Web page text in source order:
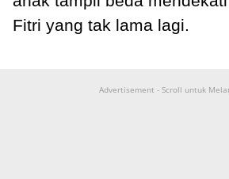
Fitri yang tak lama lagi.
Advertisement - Scroll untuk